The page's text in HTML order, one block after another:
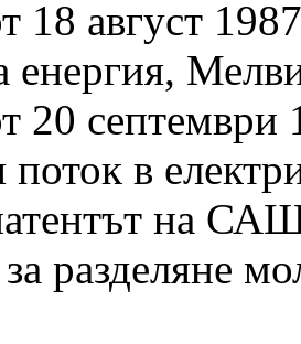
18 август
енергия,
20
поток в
на
за разделяне